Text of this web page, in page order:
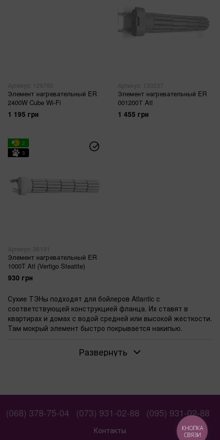
Артикул: 129760
Элемент нагревательный ER
2400W Cube Wi-Fi
1 195 грн
Артикул: 130237
Элемент нагревательный ER
001200Т Atl
1 455 грн
2
3
Артикул: 36191
Элемент нагревательный ER
1000T Atl (Vertigo Steatite)
930 грн
Сухие ТЭНы подходят для бойлеров Atlantic с
соответствующей конструкцией фланца. Их ставят в
квартирах и домах с водой средней или высокой жесткости.
Там мокрый элемент быстро покрывается накипью.
оседает реже. Для апгрейда проверьте фланец — он
Мощность сухого ТЭНа: как влияет на нагрев
Выбирайте от 1 до 3 кВт по объему бойлера. ТЭН 1,5 кВт
Развернуть
(068) 378-75-04 (073) 931-02-88 (095) 931-02-88
Контакты
КНОПКА
СВЯЗИ